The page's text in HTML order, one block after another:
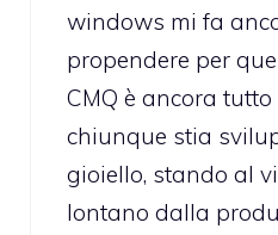
windows mi fa
propendere per
CMQ è ancora tutto
chiunque stia
gioiello, stando al
lontano dalla